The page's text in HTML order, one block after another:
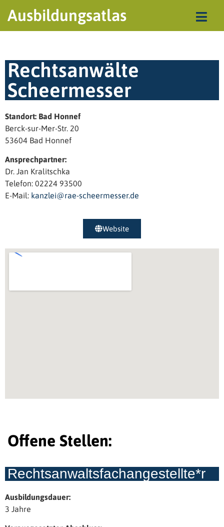
Ausbildungsatlas
Rechtsanwälte
Scheermesser
Standort: Bad Honnef
Berck-sur-Mer-Str. 20
53604 Bad Honnef
Ansprechpartner:
Dr. Jan Kralitschka
Telefon: 02224 93500
E-Mail: kanzlei@rae-scheermesser.de
Website
Offene Stellen:
Rechtsanwaltsfachangestellte*r
Ausbildungsdauer:
3 Jahre